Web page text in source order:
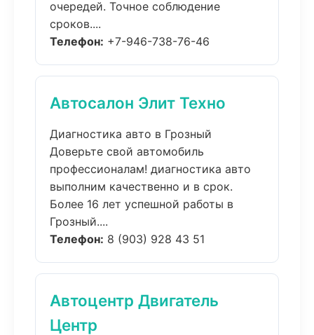
очередей. Точное соблюдение
сроков....
Телефон: +7-946-738-76-46
Автосалон Элит Техно
Диагностика авто в Грозный
Доверьте свой автомобиль
профессионалам! диагностика авто
выполним качественно и в срок.
Более 16 лет успешной работы в
Грозный....
Телефон: 8 (903) 928 43 51
Автоцентр Двигатель
Центр